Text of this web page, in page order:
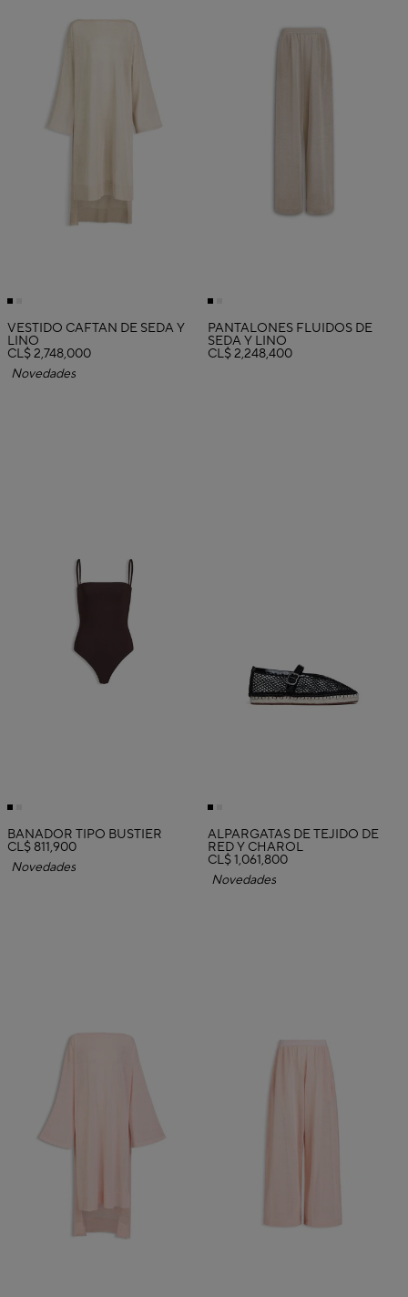
VESTIDO CAFTÁN DE SEDA Y
LINO
CL$ 2,748,000
Novedades
PANTALONES FLUIDOS DE
SEDA Y LINO
CL$ 2,248,400
BAÑADOR TIPO BUSTIER
CL$ 811,900
Novedades
ALPARGATAS DE TEJIDO DE
RED Y CHAROL
CL$ 1,061,800
Novedades